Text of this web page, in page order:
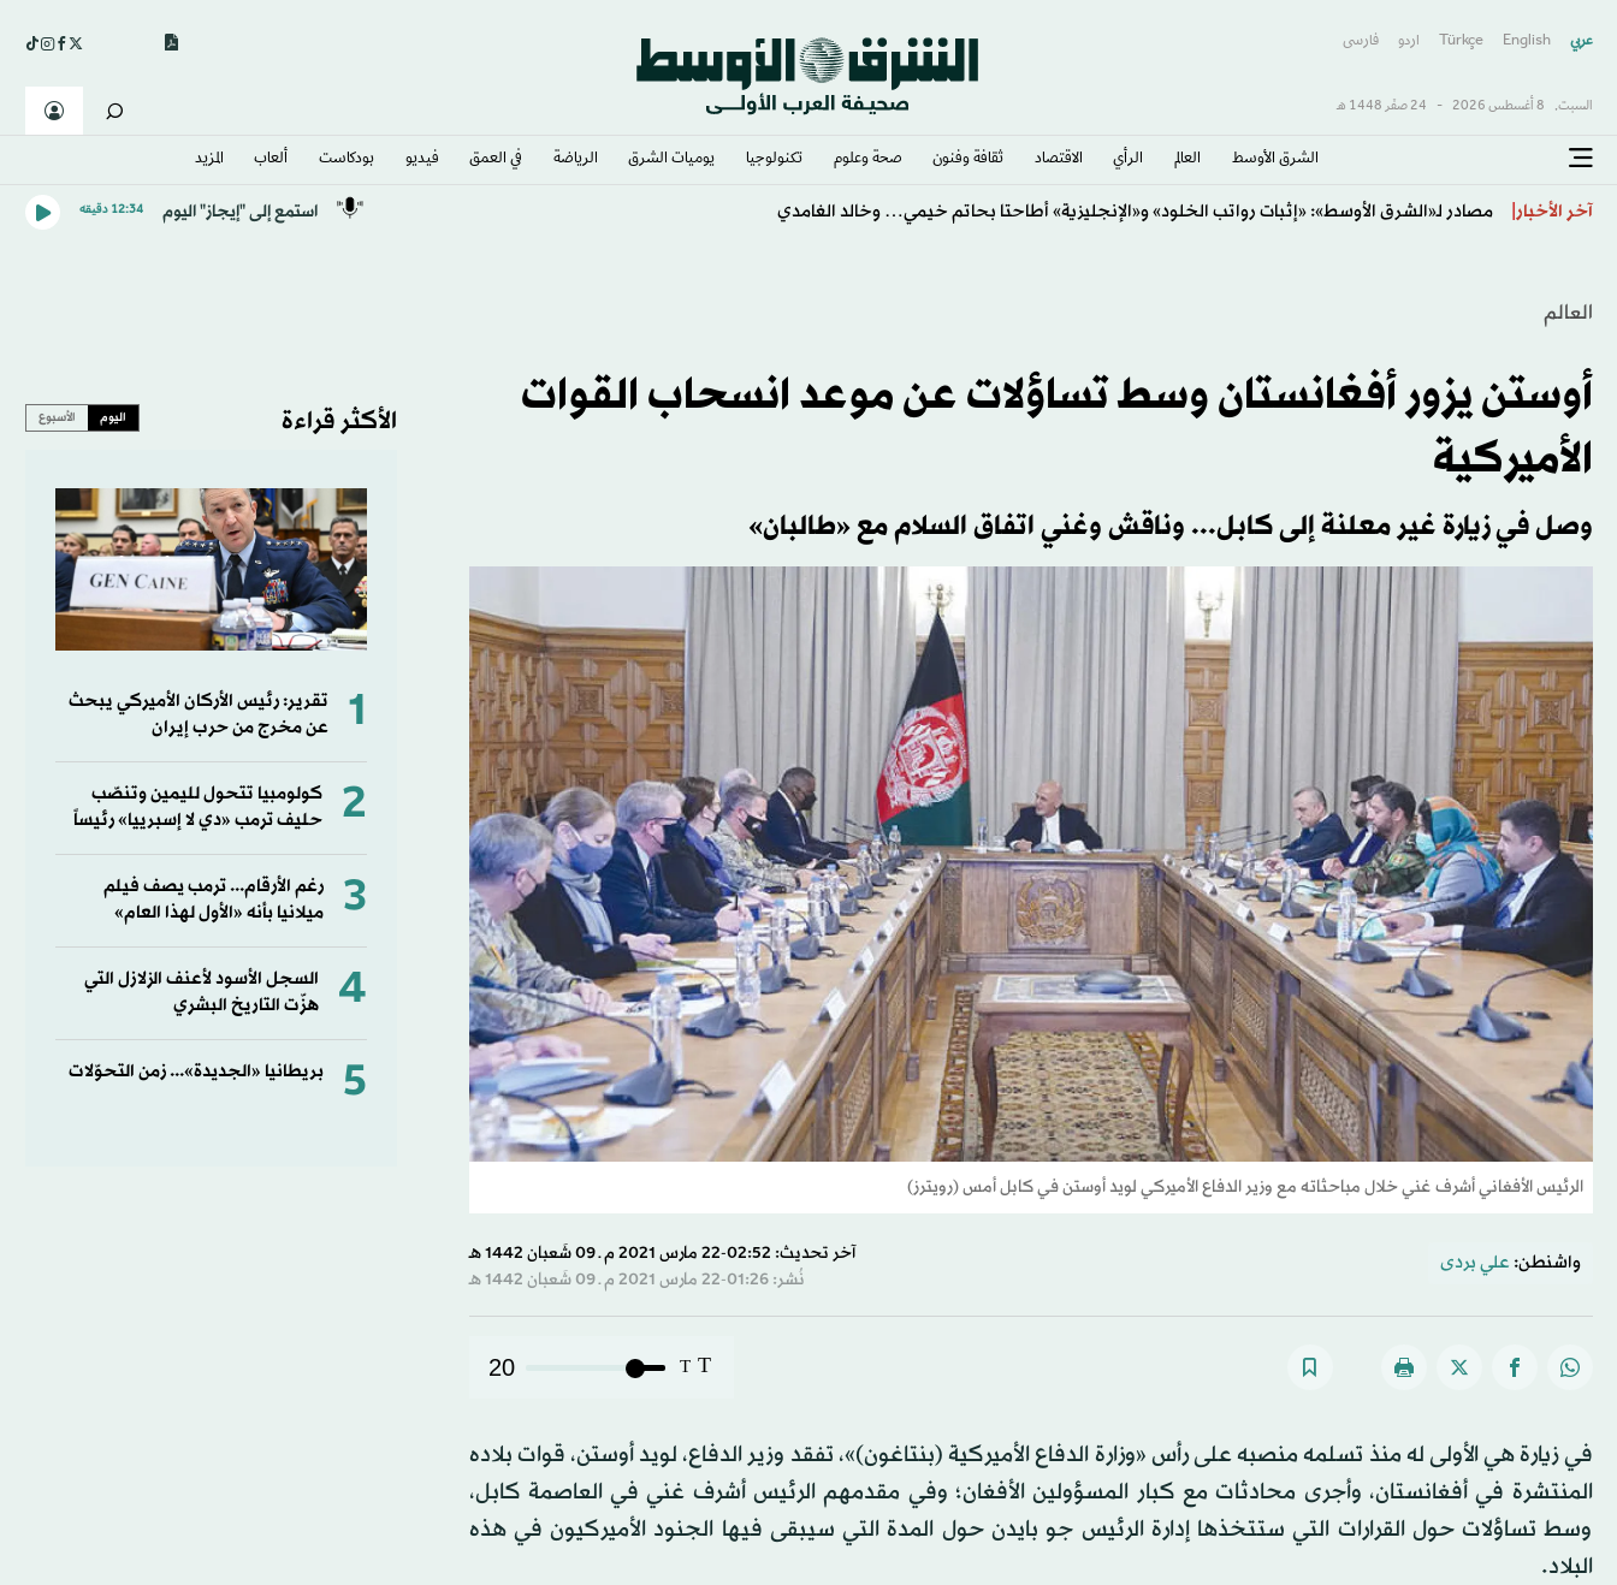
عربي English
Türkçe اردو فارسى
السبت, 8 أغسطس 2026 - 24 صفَر 1448 هـ
الشرق الأوسط​ العالم الرأي الاقتصاد ثقافة وفنون صحة وعلوم تكنولوجيا يوميات الشرق​ الرياضة في العمق فيديو بودكاست ألعاب المزيد
آخر الأخبار رونالدو يسخر من شائعات زواجه من جورجينا استمع إلى "إيجاز" اليوم 12:34 دقيقه
العالم
أوستن يزور أفغانستان وسط تساؤلات عن موعد انسحاب القوات
الأميركية
وصل في زيارة غير معلنة إلى كابل... وناقش وغني اتفاق السلام مع «طالبان»
الرئيس الأفغاني أشرف غني خلال مباحثاته مع وزير الدفاع الأميركي لويد أوستن في كابل أمس (رويترز)
واشنطن: علي بردى
آخر تحديث: 02:52-22 مارس 2021 م ـ 09 شَعبان 1442 هـ
نُشر: 01:26-22 مارس 2021 م ـ 09 شَعبان 1442 هـ
T
T
20
في زيارة هي الأولى له منذ تسلمه منصبه على رأس «وزارة الدفاع الأميركية (بنتاغون)»، تفقد وزير الدفاع، لويد أوستن، قوات بلاده
المنتشرة في أفغانستان، وأجرى محادثات مع كبار المسؤولين الأفغان؛ وفي مقدمهم الرئيس أشرف غني في العاصمة كابل،
وسط تساؤلات حول القرارات التي ستتخذها إدارة الرئيس جو بايدن حول المدة التي سيبقى فيها الجنود الأميركيون في هذه
البلاد.
الأكثر قراءة اليوم الأسبوع
1
تقرير: رئيس الأركان الأميركي يبحث
عن مخرج من حرب إيران
2
كولومبيا تتحول لليمين وتنصّب
حليف ترمب «دي لا إسبرييا» رئيساً
3
رغم الأرقام... ترمب يصف فيلم
ميلانيا بأنه «الأول لهذا العام»
4
السجل الأسود لأعنف الزلازل التي
هزّت التاريخ البشري
5 بريطانيا «الجديدة»... زمن التحوّلات